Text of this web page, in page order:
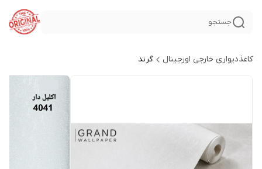
جستجو
کاغذدیواری خارجی اورجینال گرند